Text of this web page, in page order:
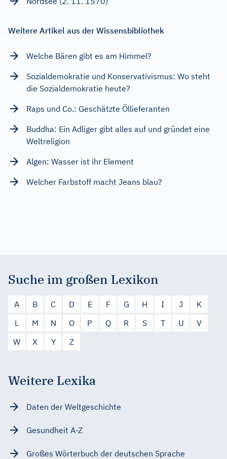
Weitere Artikel aus der Wissensbibliothek
Welche Bären gibt es am Himmel?
Sozialdemokratie und Konservativismus: Wo steht
die Sozialdemokratie heute?
Raps und Co.: Geschätzte Öllieferanten
Buddha: Ein Adliger gibt alles auf und gründet eine
Weltreligion
Algen: Wasser ist ihr Element
Welcher Farbstoff macht Jeans blau?
Suche im großen Lexikon
A B C D E F G H I J
K
L
M N O P Q R S T U
V
W
X Y Z
Weitere Lexika
Daten der Weltgeschichte
Gesundheit A-Z
Großes Wörterbuch der deutschen Sprache